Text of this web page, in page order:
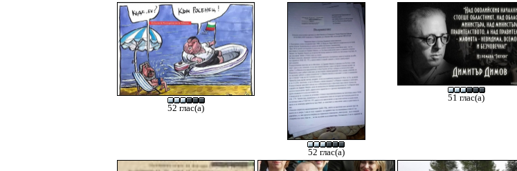
52 глас(а)
52 глас(а)
51 глас(а)